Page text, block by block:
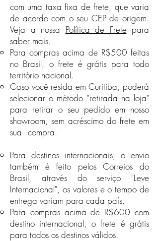
Espírito Santo e Mato Grosso:
R$20,00
Goiás: R$36,00
Toda região Norte e Nordeste:
R$45,00
Para compras acima de R$300
feitas no Brasil, o frete é grátis
para todo território nacional.
Caso você resida em Curitiba,
poderá selecionar o método
"retirada na loja" para retirar o seu
pedido em nosso showroom, sem
compra. (Indisponível durante a
pandemia de Covid-19)
Destinos Internacionais
Para destinos internacionais, o
envio também é feito pelos
Correios do Brasil, através do
serviço "Leve Internacional", os
valores e o tempo de
entrega variam para cada país.
o frete, ficam a cargo da Austral.
Se configura mau uso:
Peças manchadas por sujeira
Peças quebradas
Peças incompletas
Peças arranhadas
Peças arrebentadas
Peças amassadas
Peças cortadas
Importante: Fique atento às
descrições dos produtos em nossa
loja virtual.
com uma taxa fixa de frete, que varia
de acordo com o seu CEP de origem.
Veja a nossa Política de Frete para
saber mais.
Para compras acima de R$500 feitas
no Brasil, o frete é grátis para todo
território nacional.
Caso você resida em Curitiba, poderá
selecionar o método "retirada na loja"
para retirar o seu pedido em nosso
showroom, sem acréscimo do frete em
sua compra.
Para destinos internacionais, o envio
também é feito pelos Correios do
Brasil, através do serviço "Leve
Internacional", os valores e o tempo de
entrega variam para cada país.
Para compras acima de R$600 com
destino internacional, o frete é grátis
para todos os destinos válidos.